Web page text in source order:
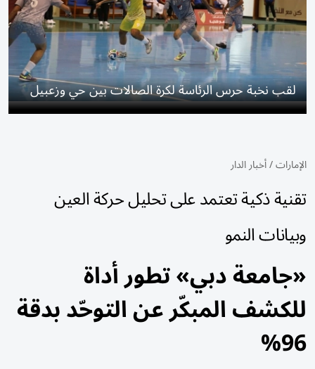
لقب نخبة حرس الرئاسة لكرة الصالات بين حي وزعبيل
الإمارات/أخبار الدار
تقنية ذكية تعتمد على تحليل حركة العين
وبيانات النمو
«جامعة دبي» تطور أداة
للكشف المبكّر عن التوحّد بدقة
96%